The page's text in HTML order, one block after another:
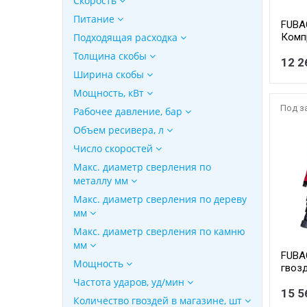
Питание
Подходящая расходка
Толщина скобы
Ширина скобы
Мощность, кВт
Рабочее давление, бар
Объем ресивера, л
Число скоростей
Макс. диаметр сверления по
металлу мм
Макс. диаметр сверления по дереву
мм
Макс. диаметр сверления по камню
мм
Мощность
Частота ударов, уд/мин
Количество гвоздей в магазине, шт
12.4}
12
Под
15